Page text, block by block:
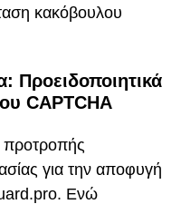
κακόβουλου
Προειδοποιητικά
CAPTCHA
προτροπής
για την αποφυγή
Ενώ